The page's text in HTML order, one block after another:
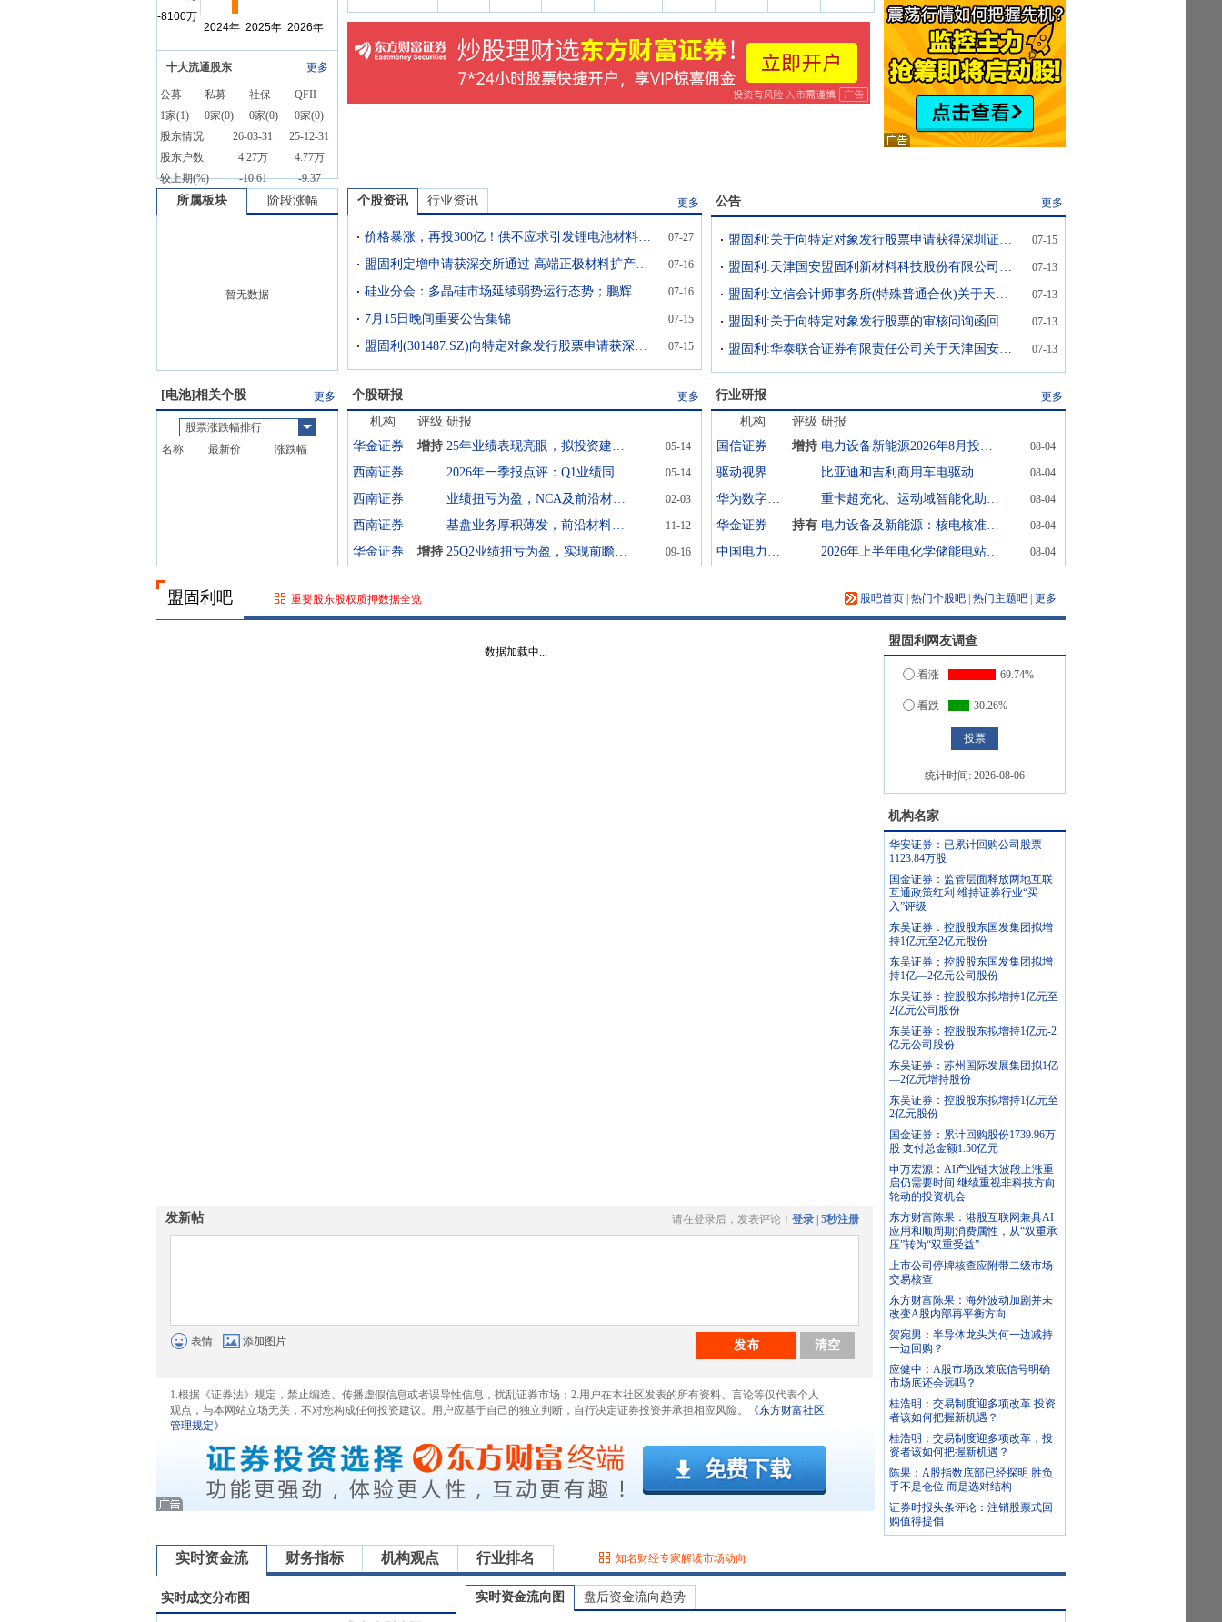
十大流通股东 更多
公募 私募 社保
QFII
1家(1) 0家(0) 0家(0) 0家(0)
股东情况
26-03-31
25-12-31
股东户数
4.27万
4.77万
较上期(%)
-10.61 -9.37
所属板块 阶段涨幅
暂无数据
个股资讯 行业资讯 更多
价格暴涨，再投300亿！供不应求引发锂电池材料扩产大战 07-27
盟固利定增申请获深交所通过 高端正极材料扩产按下加速键 07-16
硅业分会：多晶硅市场延续弱势运行态势；鹏辉能源：预计上半年净利润超8亿元｜新能源早参 07-16
7月15日晚间重要公告集锦 07-15
盟固利(301487.SZ)向特定对象发行股票申请获深交所审核通过 07-15
公告 更多
盟固利:关于向特定对象发行股票申请获得深圳证券交易所上市审核中心审核通过的公告 07-15
盟固利:天津国安盟固利新材料科技股份有限公司与华泰联合证券有限责任公司关于天津国安盟固利新材料科技股份有限公司向特定对象发行股票申请文件的审核问询函的回复(修订稿) 07-13
盟固利:立信会计师事务所(特殊普通合伙)关于天津国安盟固利新材料科技股份有限公司申请向特定对象发行股票的审核问询函回复(修订稿) 07-13
盟固利:关于向特定对象发行股票的审核问询函回复及募集说明书等申请文件更新的提示性公告 07-13
盟固利:华泰联合证券有限责任公司关于天津国安盟固利新材料科技股份有限公司向特定对象发行股票并在创业板上市之上市保荐书(修订稿) 07-13
[电池]相关个股 更多
股票涨跌幅排行
名称
最新价 涨跌幅
个股研报 更多
机构 评级 研报
华金证券
增持 25年业绩表现亮眼，拟投资建设磷酸铁锂一体化项目 05-14
西南证券 2026年一季报点评：Q1业绩同环比增长，产品结构持续改善 05-14
西南证券 业绩扭亏为盈，NCA及前沿材料迎新机遇 02-03
西南证券 基盘业务厚积薄发，前沿材料构筑未来优势 11-12
华金证券 增持 25Q2业绩扭亏为盈，实现前瞻材料突破 09-16
行业研报 更多
机构 评级 研报
国信证券
增持 电力设备新能源2026年8月投资策略：国内风电需求逐步复苏，电网投资确定性凸显 08-04
驱动视界(北京)技术 比亚迪和吉利商用车电驱动 08-04
华为数字能源技术 重卡超充化、运动域智能化助力电动汽车产业高质量发展 08-04
华金证券 持有 电力设备及新能源：核电核准常态化推进，产业链景气持续回升 08-04
中国电力企业联合会 2026年上半年电化学储能电站行业统计数据 08-04
盟固利吧 重要股东股权质押数据全览 股吧首页 热门个股吧 热门主题吧 更多
发新帖 请在登录后，发表评论！ 登录 5秒注册
表情 添加图片 发布 清空
1.根据《证券法》规定，禁止编造、传播虚假信息或者误导性信息，扰乱证券市场；2.用户在本社区发表的所有资料、言论等仅代表个人
观点，与本网站立场无关，不对您构成任何投资建议。用户应基于自己的独立判断，自行决定证券投资并承担相应风险。
《东方财富社区
管理规定》
盟固利 网友调查
看涨 69.74%
看跌 30.26%
统计时间: 2026-08-06
机构名家
华安证券：已累计回购公司股票
1123.84万股
国金证券：监管层面释放两地互联
互通政策红利 维持证券行业“买
入”评级
东吴证券：控股股东国发集团拟增
持1亿元至2亿元股份
东吴证券：控股股东国发集团拟增
持1亿—2亿元公司股份
东吴证券：控股股东拟增持1亿元至
2亿元公司股份
东吴证券：控股股东拟增持1亿元-2
亿元公司股份
东吴证券：苏州国际发展集团拟1亿
—2亿元增持股份
东吴证券：控股股东拟增持1亿元至
2亿元股份
国金证券：累计回购股份1739.96万
股 支付总金额1.50亿元
申万宏源：AI产业链大波段上涨重
启仍需要时间 继续重视非科技方向
轮动的投资机会
东方财富陈果：港股互联网兼具AI
应用和顺周期消费属性，从“双重承
压”转为“双重受益”
上市公司停牌核查应附带二级市场
交易核查
东方财富陈果：海外波动加剧并未
改变A股内部再平衡方向
贺宛男：半导体龙头为何一边减持
一边回购？
应健中：A股市场政策底信号明确
市场底还会远吗？
桂浩明：交易制度迎多项改革 投资
者该如何把握新机遇？
桂浩明：交易制度迎多项改革，投
资者该如何把握新机遇？
陈果：A股指数底部已经探明 胜负
手不是仓位 而是选对结构
证券时报头条评论：注销股票式回
购值得提倡
实时资金流 财务指标 机构观点 行业排名 知名财经专家解读市场动向
实时成交分布图 实时资金流向图 盘后资金流向趋势